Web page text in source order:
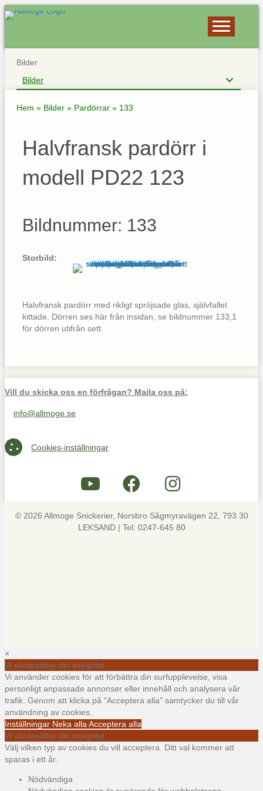
Bilder
Bilder
Hem » Bilder » Pardörrar » 133
Halvfransk pardörr i
modell PD22 123
Bildnummer: 133
Storbild:
Halvfransk pardörr med rikligt spröjsade glas, självfallet
kittade. Dörren ses här från insidan, se bildnummer 133,1
för dörren utifrån sett.
Vill du skicka oss en förfrågan? Maila oss på:
Maila oss på info@allmoge.se
info@allmoge.se
Cookies-inställningar
Cookies-inställningar
© 2026 Allmoge Snickerier, Norsbro Sågmyravägen 22, 793 30
LEKSAND | Tel: 0247-645 80
×
Vi värdesätter din integritet
Vi använder cookies för att förbättra din surfupplevelse, visa
personligt anpassade annonser eller innehåll och analysera vår
trafik. Genom att klicka på "Acceptera alla" samtycker du till vår
användning av cookies.
Inställningar Neka alla Acceptera alla
Vi värdesätter din integritet
Välj vilken typ av cookies du vill acceptera. Ditt val kommer att
sparas i ett år.
Nödvändiga